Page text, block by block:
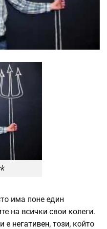
има поне един
на всички свои колеги.
е негативен, този, който